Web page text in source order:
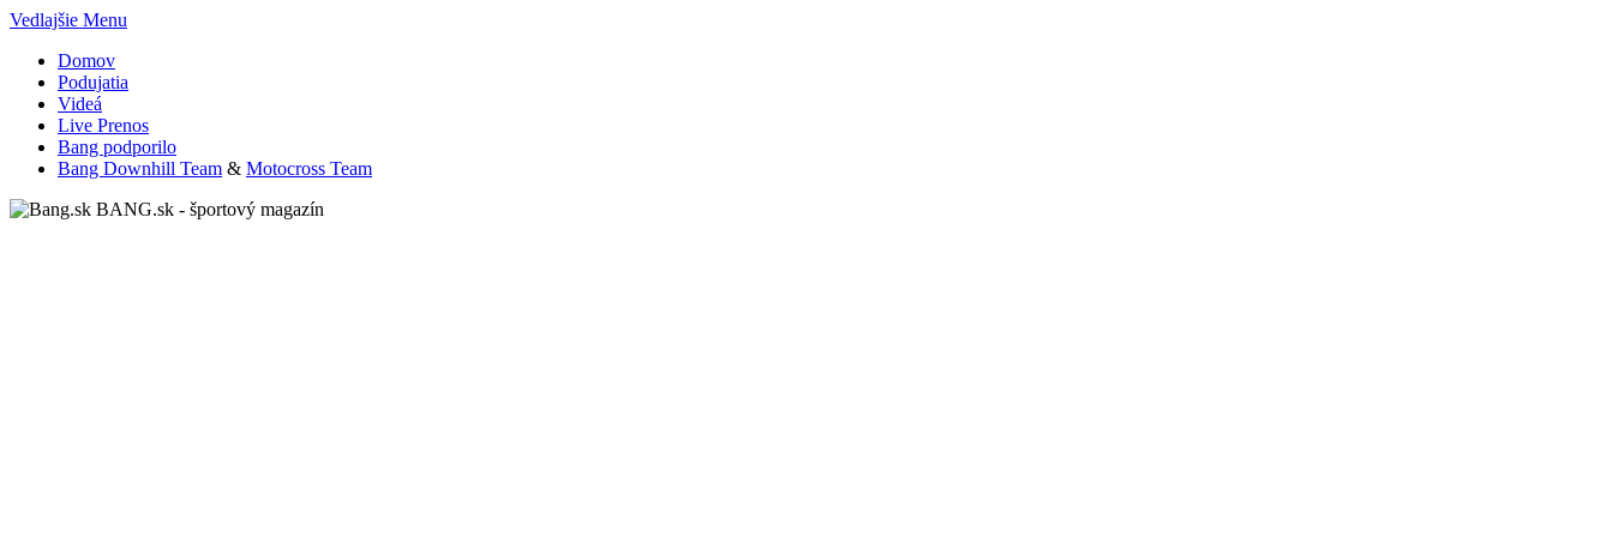
Vedlajšie Menu
Domov
Podujatia
Videá
Live Prenos
Bang podporilo
Bang Downhill Team & Motocross Team
BANG.sk - športový magazín